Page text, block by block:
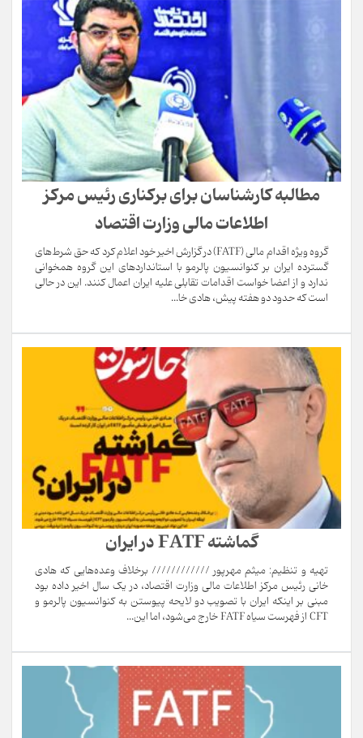
مطالبه کارشناسان برای برکناری رئیس مرکز
اطلاعات مالی وزارت اقتصاد
گروه ویژه اقدام مالی (FATF) در گزارش اخیر خود اعلام کرد که حق شرط‌های
گسترده ایران بر کنوانسیون پالرمو با استانداردهای این گروه همخوانی
ندارد و از اعضا خواست اقدامات تقابلی علیه ایران اعمال کنند. این در حالی
است که حدود دو هفته پیش، هادی خا...
گماشته FATF در ایران
تهیه و تنظیم: میثم مهرپور //////////// برخلاف وعده‌هایی که هادی
خانی رئیس مرکز اطلاعات مالی وزارت اقتصاد، در یک سال اخیر داده بود
مبنی بر اینکه ایران با تصویب دو لایحه پیوستن به کنوانسیون پالرمو و
CFT از فهرست سیاه FATF خارج می‌شود، اما این...